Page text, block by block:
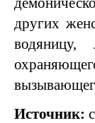
других
водяницу,
Источник: